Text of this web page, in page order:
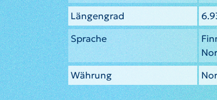
Längengrad
Sprache
Währung